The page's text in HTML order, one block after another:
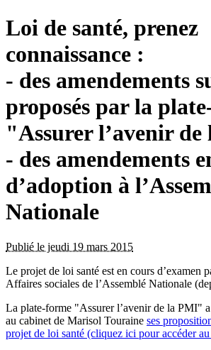
Loi de santé, prenez
connaissance :
- des amendements
proposés par la
"Assurer l’avenir
- des amendements
d’adoption à
Nationale
Publié le jeudi 19 mars 2015
Le projet de loi santé est en cours d’examen
Affaires sociales de l’Assemblé Nationale
La plate-forme "Assurer l’avenir de la PMI"
au cabinet de Marisol Touraine ses
projet de loi santé (cliquez ici pour accéder